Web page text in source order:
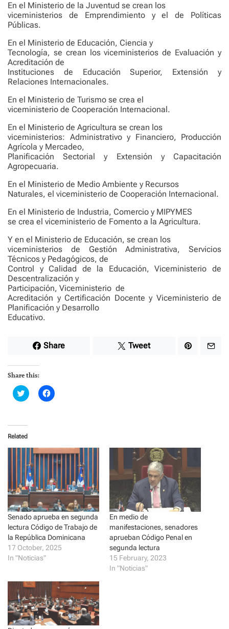
En el Ministerio de la Juventud se crean los
viceministerios de Emprendimiento y el de Políticas
Públicas.
En el Ministerio de Educación, Ciencia y
Tecnología, se crean los viceministerios de Evaluación y
Acreditación de
Instituciones de Educación Superior, Extensión y
Relaciones Internacionales.
En el Ministerio de Turismo se crea el
viceministerio de Cooperación Internacional.
En el Ministerio de Agricultura se crean los
viceministerios: Administrativo y Financiero, Producción
Agrícola y Mercadeo,
Planificación Sectorial y Extensión y Capacitación
Agropecuaria.
En el Ministerio de Medio Ambiente y Recursos
Naturales, el viceministerio de Cooperación Internacional.
En el Ministerio de Industria, Comercio y MIPYMES
se crea el viceministerio de Fomento a la Agricultura.
Y en el Ministerio de Educación, se crean los
viceministerios de Gestión Administrativa, Servicios
Técnicos y Pedagógicos, de
Control y Calidad de la Educación, Viceministerio de
Descentralización y
Participación, Viceministerio de
Acreditación y Certificación Docente y Viceministerio de
Planificación y Desarrollo
Educativo.
Share Tweet
Share this:
C
l
t
o
s
a
e
o
n
T
w
i
t
t
e
r
(
O
p
e
n
n
e
w
w
i
n
d
C
l
a
r
e
n
F
a
c
e
b
o
o
k
(
O
p
n
n
e
w
w
i
n
Related
Senado aprueba en segunda
lectura Código de Trabajo de
la República Dominicana
17 October, 2025
In "Noticias"
En medio de
manifestaciones, senadores
aprueban Código Penal en
segunda lectura
15 February, 2023
In "Noticias"